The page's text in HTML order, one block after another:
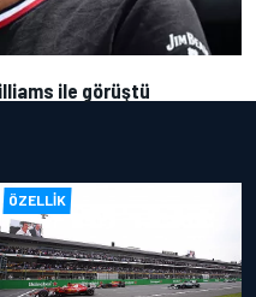
ile görüştü
ÖZELLIK